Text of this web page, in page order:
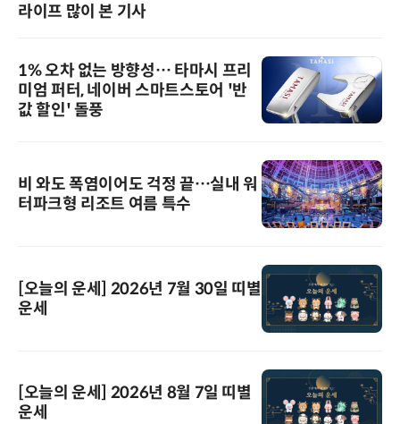
라이프 많이 본 기사
1% 오차 없는 방향성… 타마시 프리
미엄 퍼터, 네이버 스마트스토어 '반
값 할인' 돌풍
비 와도 폭염이어도 걱정 끝…실내 워
터파크형 리조트 여름 특수
[오늘의 운세] 2026년 7월 30일 띠별
운세
[오늘의 운세] 2026년 8월 7일 띠별
운세